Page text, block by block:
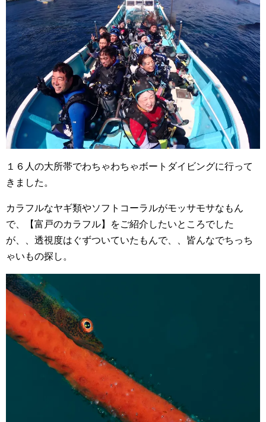
１６人の大所帯でわちゃわちゃボートダイビングに行って
きました。
カラフルなヤギ類やソフトコーラルがモッサモサなもん
で、【富戸のカラフル】をご紹介したいところでした
が、、透視度はぐずついていたもんで、、皆んなでちっち
ゃいもの探し。